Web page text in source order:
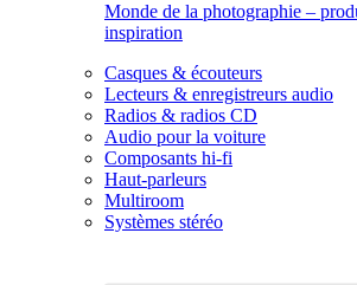
Monde de la photographie –
inspiration
Casques & écouteurs
Lecteurs & enregistreurs audio
Radios & radios CD
Audio pour la voiture
Composants hi-fi
Haut-parleurs
Multiroom
Systèmes stéréo